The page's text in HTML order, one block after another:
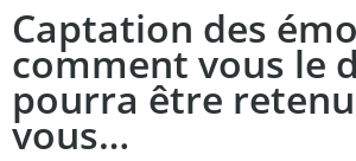
Captation des
comment vous le
pourra être
vous…